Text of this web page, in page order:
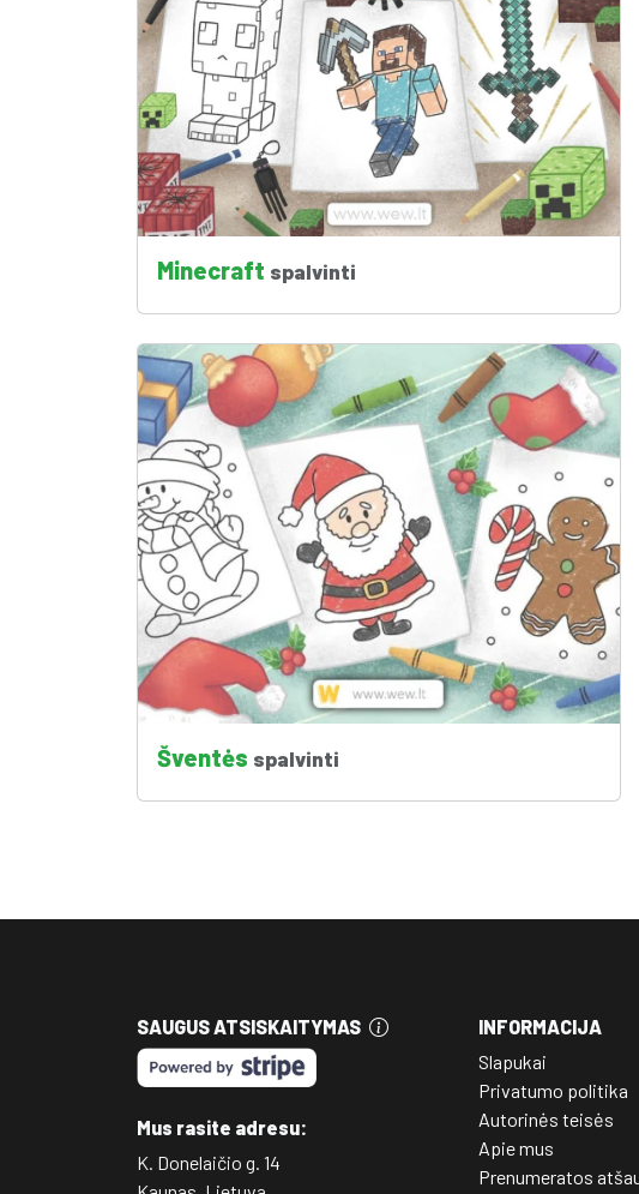
Minecraft spalvinti
Šventės spalvinti
SAUGUS ATSISKAITYMAS
Mus rasite adresu:
K. Donelaičio g. 14
INFORMACIJA
Slapukai
Privatumo politika
Autorinės teisės
Apie mus
Prenumeratos